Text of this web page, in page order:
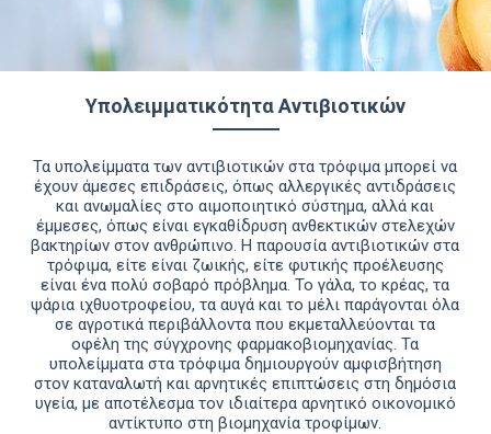
Υπολειμματικότητα Αντιβιοτικών
Τα υπολείµµατα των αντιβιοτικών στα τρόφιµα µπορεί να
έχουν άµεσες επιδράσεις, όπως αλλεργικές αντιδράσεις
και ανωµαλίες στο αιµοποιητικό σύστηµα, αλλά και
έµµεσες, όπως είναι εγκαθίδρυση ανθεκτικών στελεχών
βακτηρίων στον ανθρώπινο. Η παρουσία αντιβιοτικών στα
τρόφιµα, είτε είναι ζωικής, είτε φυτικής προέλευσης
είναι ένα πολύ σοβαρό πρόβληµα. Το γάλα, το κρέας, τα
ψάρια ιχθυοτροφείου, τα αυγά και το µέλι παράγονται όλα
σε αγροτικά περιβάλλοντα που εκµεταλλεύονται τα
οφέλη της σύγχρονης φαρµακοβιοµηχανίας. Τα
υπολείµµατα στα τρόφιµα δηµιουργούν αµφισβήτηση
στον καταναλωτή και αρνητικές επιπτώσεις στη δηµόσια
υγεία, µε αποτέλεσµα τον ιδιαίτερα αρνητικό οικονοµικό
αντίκτυπο στη βιοµηχανία τροφίµων.